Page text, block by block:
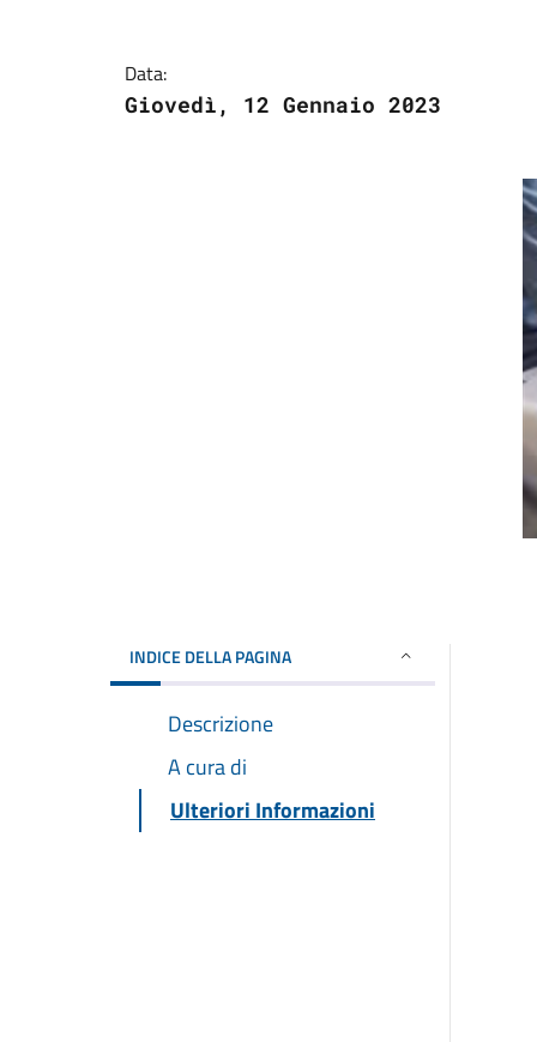
Data:
Giovedì, 12 Gennaio 2023
INDICE DELLA PAGINA
Descrizione
A cura di
Ulteriori Informazioni